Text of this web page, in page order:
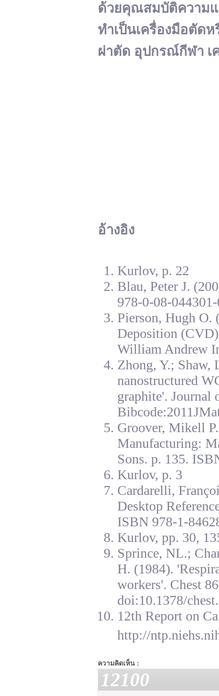
ด้วยคุณสมบัติความแ
ทำเป็นเครื่องมือตัดห
ผ่าตัด อุปกรณ์กีฬา เ
อ้างอิง
Kurlov, p. 22
Blau, Peter J.
978-0-08-
Pierson, Hugh O.
Deposition
William Andrew
Zhong, Y.; Shaw,
nanostructured
graphite'. Journal
Groover, Mikell
Manufacturing:
Sons. p. 135.
Kurlov, p. 3
Cardarelli,
Desktop
ISBN 978-1-
Kurlov, pp. 30,
Sprince, NL.;
H. (1984).
workers'. Chest
doi:10.1378/
12th Report on
http://
ความคิดเห็น :
12100